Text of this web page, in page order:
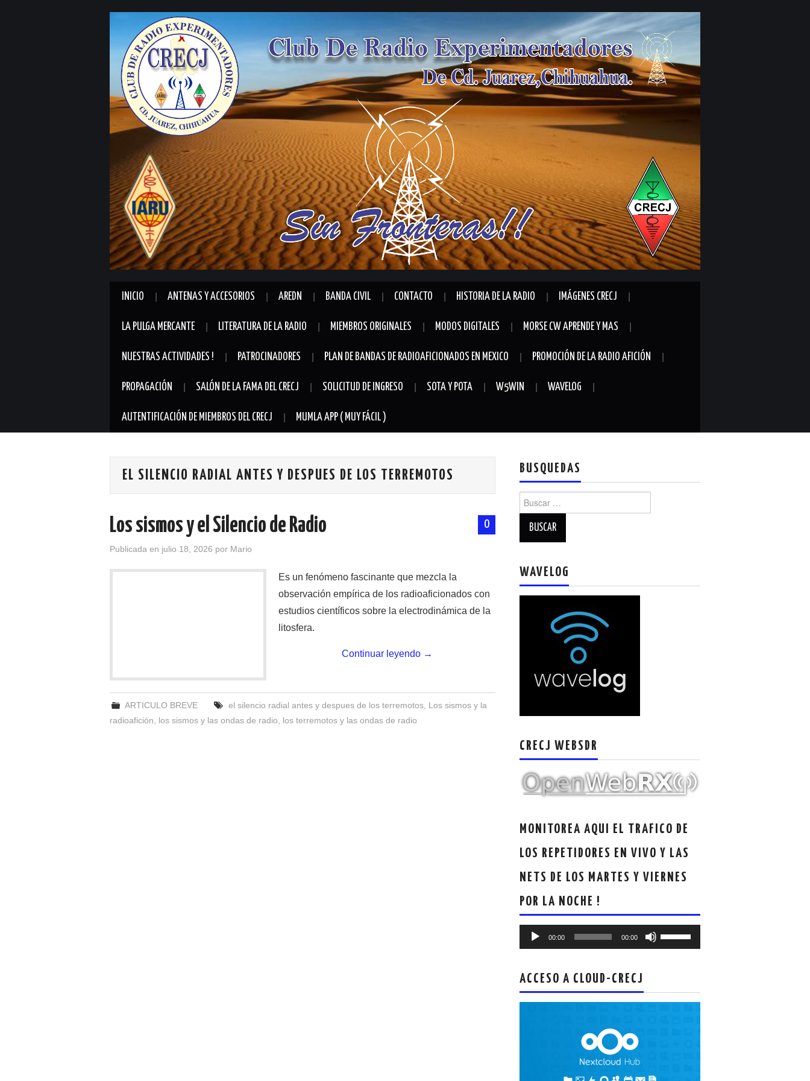
INICIO ANTENAS Y ACCESORIOS AREDN BANDA CIVIL CONTACTO HISTORIA DE LA RADIO IMÁGENES CRECJ
LA PULGA MERCANTE LITERATURA DE LA RADIO MIEMBROS ORIGINALES MODOS DIGITALES MORSE CW APRENDE Y MAS
NUESTRAS ACTIVIDADES ! PATROCINADORES PLAN DE BANDAS DE RADIOAFICIONADOS EN MEXICO PROMOCIÓN DE LA RADIO AFICIÓN
PROPAGACIÓN SALÓN DE LA FAMA DEL CRECJ SOLICITUD DE INGRESO SOTA Y POTA W5WIN WAVELOG
AUTENTIFICACIÓN DE MIEMBROS DEL CRECJ MUMLA APP ( MUY FÁCIL )
EL SILENCIO RADIAL ANTES Y DESPUES DE LOS TERREMOTOS
0
Los sismos y el Silencio de Radio
Publicada en julio 18, 2026 por Mario
Es un fenómeno fascinante que mezcla la
observación empírica de los radioaficionados con
estudios científicos sobre la electrodinámica de la
litosfera.
Continuar leyendo →
ARTICULO BREVE el silencio radial antes y despues de los terremotos, Los sismos y la
radioafición
los sismos y las ondas de radio los terremotos y las ondas de radio
BUSQUEDAS
WAVELOG
CRECJ WEBSDR
MONITOREA AQUI EL TRAFICO DE
LOS REPETIDORES EN VIVO Y LAS
NETS DE LOS MARTES Y VIERNES
POR LA NOCHE !
Reproductor
de
00:00 00:00
las
flecha
ACCESO A CLOUD-CRECJ